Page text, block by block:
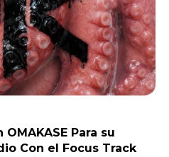
Para su
Con el Focus Track